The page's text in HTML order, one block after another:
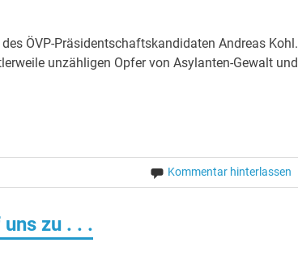
ÖVP-Präsidentschaftskandidaten Andreas Kohl.
unzähligen Opfer von Asylanten-Gewalt und
Kommentar hinterlassen
zu . . .